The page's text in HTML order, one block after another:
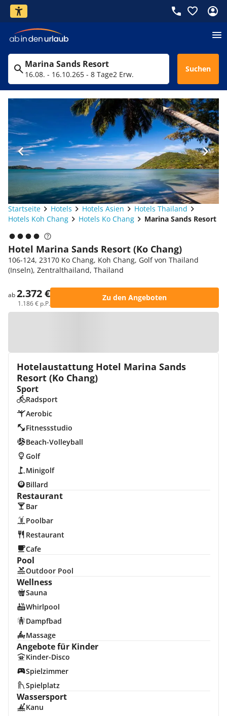
Marina Sands Resort
16.08. - 16.10.265 - 8 Tage2 Erw.
Suchen
Startseite Hotels Hotels Asien
Hotels Thailand
Hotels Koh Chang
Hotels Ko Chang Marina Sands Resort
Hotel Marina Sands Resort (Ko Chang)
106-124, 23170 Ko Chang, Koh Chang, Golf von Thailand
(Inseln), Zentralthailand, Thailand
ab2.372 €
1.186 € p.P.
Zu den Angeboten
Hotelaustattung Hotel Marina Sands
Resort (Ko Chang)
Sport
Radsport
Aerobic
Fitnessstudio
Beach-Volleyball
Golf
Minigolf
Billard
Restaurant
Bar
Poolbar
Restaurant
Cafe
Pool
Outdoor Pool
Wellness
Sauna
Whirlpool
Dampfbad
Massage
Angebote für Kinder
Kinder-Disco
Spielzimmer
Spielplatz
Wassersport
Kanu